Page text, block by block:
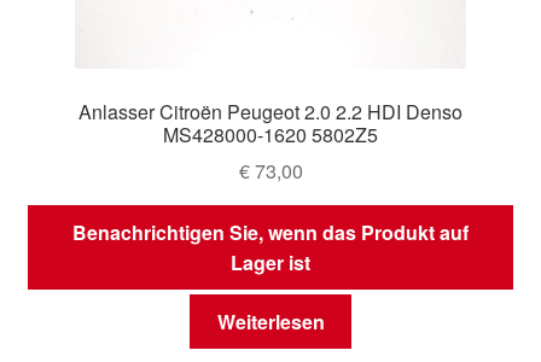
Anlasser Citroën Peugeot 2.0 2.2 HDI Denso
MS428000-1620 5802Z5
€73,00
Benachrichtigen Sie, wenn das Produkt auf
Lager ist
Weiterlesen